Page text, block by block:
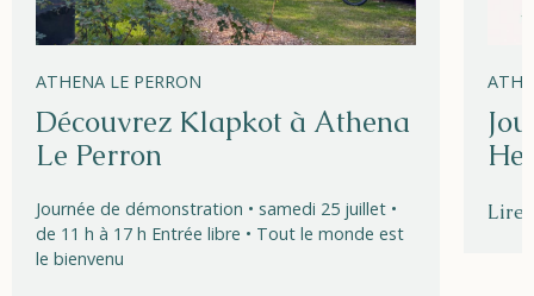
ATHENA LE PERRON
Découvrez Klapkot à Athena
Le Perron
Journée de démonstration • samedi 25 juillet •
de 11 h à 17 h Entrée libre • Tout le monde est
le bienvenu
Lire